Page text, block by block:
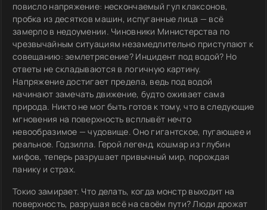
повисло напряжение: нескончаемый гул клаксонов,
пробка из десятков машин, испуганные лица — всё
замерло в недоумении. Чиновники Министерства по
чрезвычайным ситуациям незамедлительно приступают к
совещанию: землетрясение? Инцидент под водой? Но
ответы не складываются в логичную картину.
Напряжение достигает предела, ведь под водой
начинают замечать движение, будто оживает сама
природа. Никто не мог быть готов к тому, что в следующие
мгновения на поверхность всплывёт нечто
невообразимое — чудовище. Оно гигантское, пугающее и
реальное. Годзилла. Герой легенд, кошмар из глубин
мифов, теперь разрушает привычный мир, порождая
панику и страх.
Токио замирает. Что делать, когда монстр выходит на
поверхность, разрушая всё на своём пути? Люди дрожат